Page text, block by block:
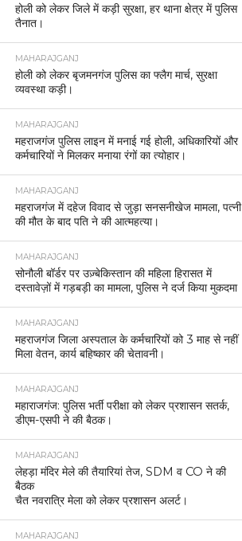
होली को लेकर जिले में कड़ी सुरक्षा, हर थाना क्षेत्र में पुलिस
तैनात।
MAHARAJGANJ
होली को लेकर बृजमनगंज पुलिस का फ्लैग मार्च, सुरक्षा
व्यवस्था कड़ी।
MAHARAJGANJ
महराजगंज पुलिस लाइन में मनाई गई होली, अधिकारियों और
कर्मचारियों ने मिलकर मनाया रंगों का त्योहार।
MAHARAJGANJ
महराजगंज में दहेज विवाद से जुड़ा सनसनीखेज मामला, पत्नी
की मौत के बाद पति ने की आत्महत्या।
MAHARAJGANJ
सोनौली बॉर्डर पर उज़्बेकिस्तान की महिला हिरासत में
दस्तावेज़ों में गड़बड़ी का मामला, पुलिस ने दर्ज किया मुकदमा
MAHARAJGANJ
महराजगंज जिला अस्पताल के कर्मचारियों को 3 माह से नहीं
मिला वेतन, कार्य बहिष्कार की चेतावनी।
MAHARAJGANJ
महाराजगंज: पुलिस भर्ती परीक्षा को लेकर प्रशासन सतर्क,
डीएम-एसपी ने की बैठक।
MAHARAJGANJ
लेहड़ा मंदिर मेले की तैयारियां तेज, SDM व CO ने की
बैठक
चैत नवरात्रि मेला को लेकर प्रशासन अलर्ट।
MAHARAJGANJ